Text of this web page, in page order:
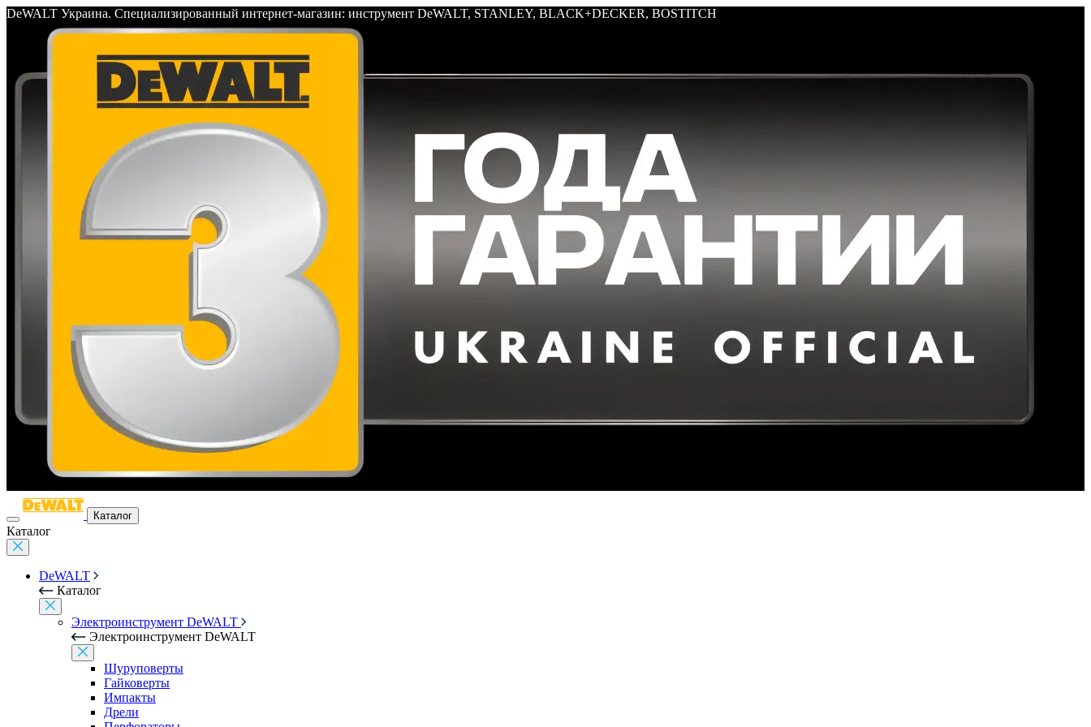
DeWALT Украина. Специализированный интернет-магазин: инструмент DeWALT, STANLEY, BLACK+DECKER, BOSTITCH
Каталог
Каталог
DeWALT
Каталог
Электроинструмент DeWALT
Электроинструмент DeWALT
Шуруповерты
Гайковерты
Импакты
Дрели